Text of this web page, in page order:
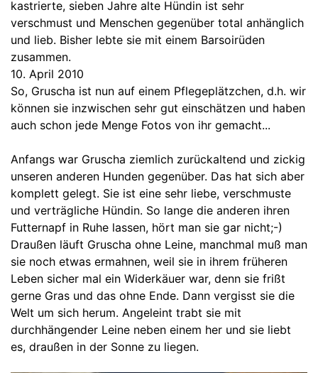
kastrierte, sieben Jahre alte Hündin ist sehr
verschmust und Menschen gegenüber total anhänglich
und lieb. Bisher lebte sie mit einem Barsoirüden
zusammen.
10. April 2010
So, Gruscha ist nun auf einem Pflegeplätzchen, d.h. wir
können sie inzwischen sehr gut einschätzen und haben
auch schon jede Menge Fotos von ihr gemacht...
Anfangs war Gruscha ziemlich zurückaltend und zickig
unseren anderen Hunden gegenüber. Das hat sich aber
komplett gelegt. Sie ist eine sehr liebe, verschmuste
und verträgliche Hündin. So lange die anderen ihren
Futternapf in Ruhe lassen, hört man sie gar nicht;-)
Draußen läuft Gruscha ohne Leine, manchmal muß man
sie noch etwas ermahnen, weil sie in ihrem früheren
Leben sicher mal ein Widerkäuer war, denn sie frißt
gerne Gras und das ohne Ende. Dann vergisst sie die
Welt um sich herum. Angeleint trabt sie mit
durchhängender Leine neben einem her und sie liebt
es, draußen in der Sonne zu liegen.